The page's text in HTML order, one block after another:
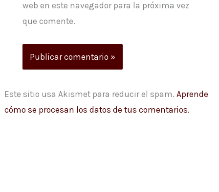
web en este navegador para la próxima vez
que comente.
Este sitio usa Akismet para reducir el spam.Aprende
cómo se procesan los datos de tus comentarios.